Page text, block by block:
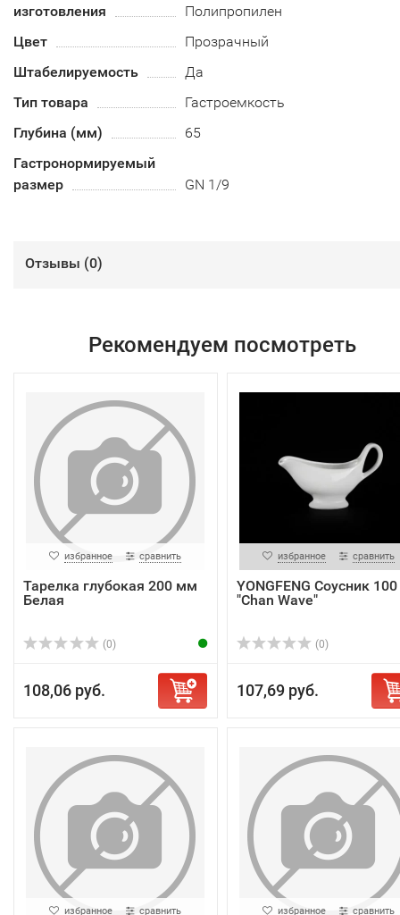
изготовления
Полипропилен
Цвет
Прозрачный
Штабелируемость
Да
Тип товара
Гастроемкость
Глубина (мм)
65
Гастронормируемый
размер
GN 1/9
Отзывы (0)
Рекомендуем посмотреть
избранное сравнить
Тарелка глубокая 200 мм
Белая
(0)
108,06 руб.
избранное сравнить
YONGFENG Соусник
"Chan Wave"
(0)
107,69 руб.
избранное сравнить избранное сравнить